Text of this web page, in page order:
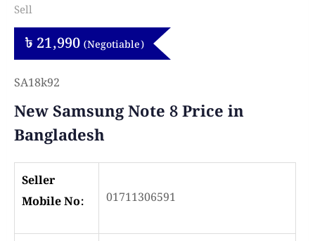
Sell
৳ 21,990 (Negotiable)
SA18k92
New Samsung Note 8 Price in
Bangladesh
Seller
Mobile No:
01711306591